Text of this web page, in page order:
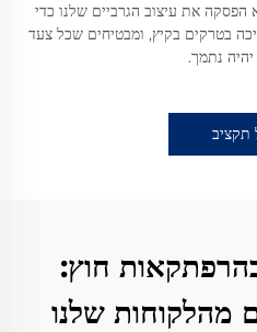
הפסקה את עיצוב הגרביים שלנו כדי
בטרקים בקיץ, ומבטיחים שכל צעד
נתמך.
תקציב
חוץ:
מהלקוחות שלנו